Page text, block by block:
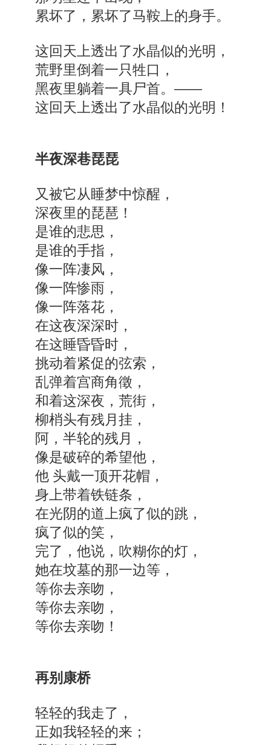
累坏了，累坏了马鞍上的身手。
这回天上透出了水晶似的光明，
荒野里倒着一只牲口，
黑夜里躺着一具尸首。——
这回天上透出了水晶似的光明！
半夜深巷琵琵
又被它从睡梦中惊醒，
深夜里的琵琶！
是谁的悲思，
是谁的手指，
像一阵凄风，
像一阵惨雨，
像一阵落花，
在这夜深深时，
在这睡昏昏时，
挑动着紧促的弦索，
乱弹着宫商角徵，
和着这深夜，荒街，
柳梢头有残月挂，
阿，半轮的残月，
像是破碎的希望他，
他 头戴一顶开花帽，
身上带着铁链条，
在光阴的道上疯了似的跳，
疯了似的笑，
完了，他说，吹糊你的灯，
她在坟墓的那一边等，
等你去亲吻，
等你去亲吻，
等你去亲吻！
再别康桥
轻轻的我走了，
正如我轻轻的来；